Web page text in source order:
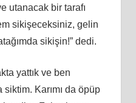
utanacak bir tarafı
sikişeceksiniz, gelin
sikişin!” dedi.
yattık ve ben
siktim. Karımı da öpüp